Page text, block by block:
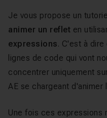
Je vous propose un
animer un reflet en
expressions. C'est à dire
lignes de code qui vont
concentrer uniquement
AE se chargeant d'animer
Une fois ces expressions